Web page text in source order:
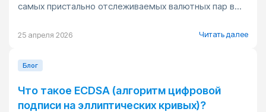
самых пристально отслеживаемых валютных пар в...
25 апреля 2026 Читать далее
Блог
Что такое ECDSA (алгоритм цифровой
подписи на эллиптических кривых)?